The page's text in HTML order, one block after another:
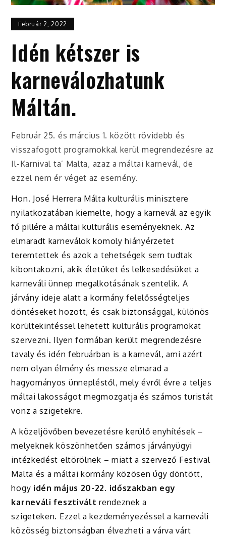
Február 2, 2022
Idén kétszer is
karneválozhatunk
Máltán.
Február 25. és március 1. között rövidebb és
visszafogott programokkal kerül megrendezésre az
Il-Karnival ta’ Malta, azaz a máltai karnevál, de
ezzel nem ér véget az esemény.
Hon. José Herrera Málta kulturális minisztere
nyilatkozatában kiemelte, hogy a karnevál az egyik
fő pillére a máltai kulturális eseményeknek. Az
elmaradt karneválok komoly hiányérzetet
teremtettek és azok a tehetségek sem tudtak
kibontakozni, akik életüket és lelkesedésüket a
karneváli ünnep megalkotásának szentelik. A
járvány ideje alatt a kormány felelősségteljes
döntéseket hozott, és csak biztonsággal, különös
körültekintéssel lehetett kulturális programokat
szervezni. Ilyen formában került megrendezésre
tavaly és idén februárban is a karnevál, ami azért
nem olyan élmény és messze elmarad a
hagyományos ünnepléstől, mely évről évre a teljes
máltai lakosságot megmozgatja és számos turistát
vonz a szigetekre.
A közeljövőben bevezetésre kerülő enyhítések –
melyeknek köszönhetően számos járványügyi
intézkedést eltörölnek – miatt a szervező Festival
Malta és a máltai kormány közösen úgy döntött,
hogy idén május 20-22. időszakban egy
karneváli fesztiváltrendeznek a
szigeteken. Ezzel a kezdeményezéssel a karneváli
közösség biztonságban élvezheti a várva várt